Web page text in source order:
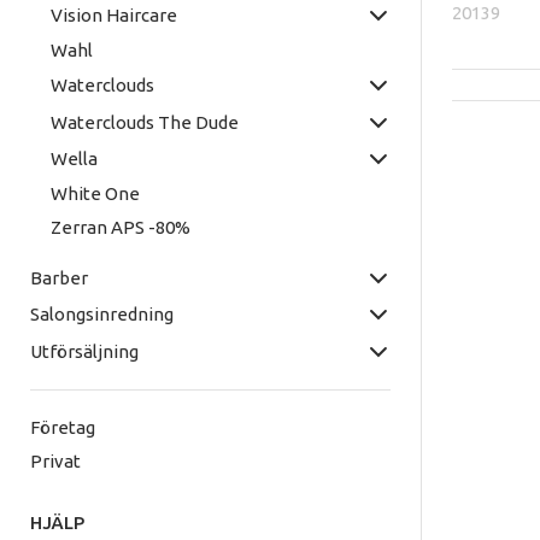
Vision Haircare
Wahl
Waterclouds
Waterclouds The Dude
Wella
White One
Zerran APS -80%
Barber
Salongsinredning
Utförsäljning
Företag
Privat
HJÄLP
20139